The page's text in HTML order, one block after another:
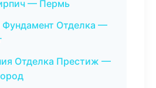
— Пермь
Фундамент Отделка —
Отделка Престиж —